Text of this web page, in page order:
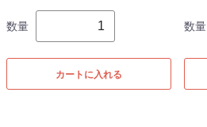
数量
カートに入れる
数量